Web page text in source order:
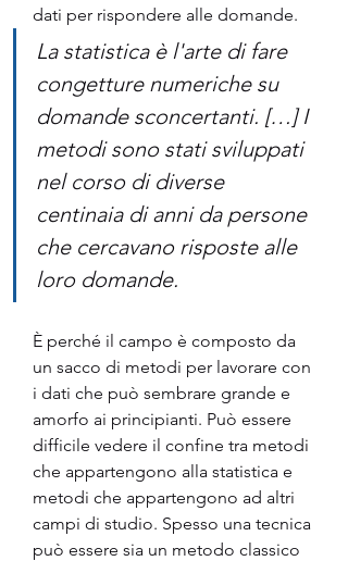
dati per rispondere alle domande.
La statistica è l'arte di fare
congetture numeriche su
domande sconcertanti. […] I
metodi sono stati sviluppati
nel corso di diverse
centinaia di anni da persone
che cercavano risposte alle
loro domande.
È perché il campo è composto da
un sacco di metodi per lavorare con
i dati che può sembrare grande e
amorfo ai principianti. Può essere
difficile vedere il confine tra metodi
che appartengono alla statistica e
metodi che appartengono ad altri
campi di studio. Spesso una tecnica
può essere sia un metodo classico